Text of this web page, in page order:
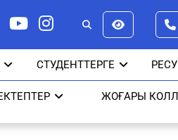
СТУДЕНТТЕРГЕ
ЖОҒАРЫ